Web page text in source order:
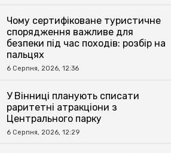
Чому сертифіковане туристичне
спорядження важливе для
безпеки під час походів: розбір на
пальцях
6 Серпня, 2026, 12:36
У Вінниці планують списати
раритетні атракціони з
Центрального парку
6 Серпня, 2026, 12:29